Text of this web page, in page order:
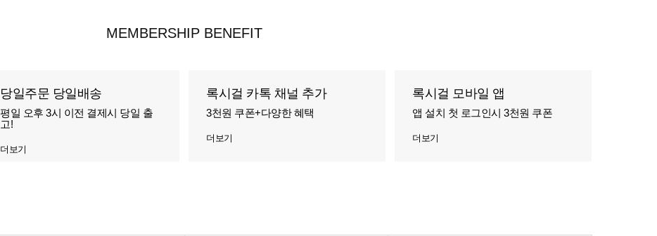
MEMBERSHIP BENEFIT
당일주문 당일배송
평일 오후 3시 이전 결제시 당일 출
고!
더보기
록시걸 카톡 채널 추가
3천원 쿠폰+다양한 혜택
더보기
록시걸 모바일 앱
앱 설치 첫 로그인시 3천원 쿠폰
더보기